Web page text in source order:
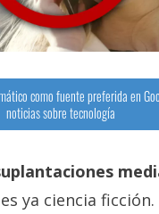
como fuente preferida en
noticias sobre tecnología
ya ciencia ficción.